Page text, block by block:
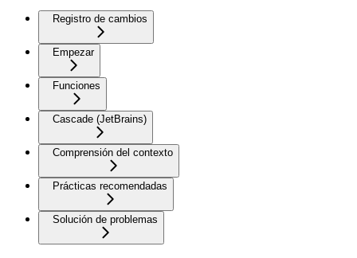
Registro de cambios
Empezar
Funciones
Cascade (JetBrains)
Comprensión del contexto
Prácticas recomendadas
Solución de problemas